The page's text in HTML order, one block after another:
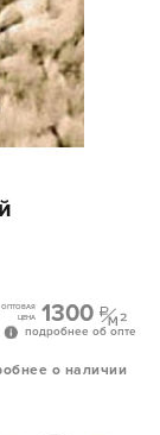
ОПТОВАЯ
ЦЕНА
1300
подробнее об опте
о наличии